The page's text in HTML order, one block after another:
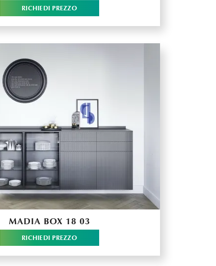
RICHIEDI PREZZO
MADIA BOX 18 03
RICHIEDI PREZZO